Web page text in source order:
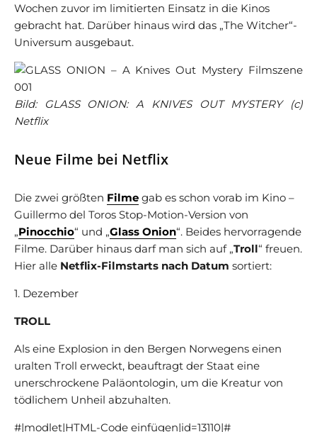
Wochen zuvor im limitierten Einsatz in die Kinos
gebracht hat. Darüber hinaus wird das „The Witcher“-
Universum ausgebaut.
Bild: GLASS ONION: A KNIVES OUT MYSTERY (c)
Netflix
Neue Filme bei Netflix
Die zwei größten Filme gab es schon vorab im Kino –
Guillermo del Toros Stop-Motion-Version von
„Pinocchio“ und „Glass Onion“. Beides hervorragende
Filme. Darüber hinaus darf man sich auf „Troll“ freuen.
Hier alle Netflix-Filmstarts nach Datum sortiert:
1. Dezember
TROLL
Als eine Explosion in den Bergen Norwegens einen
uralten Troll erweckt, beauftragt der Staat eine
unerschrockene Paläontologin, um die Kreatur von
tödlichem Unheil abzuhalten.
#|modlet|HTML-Code einfügen|id=13110|#